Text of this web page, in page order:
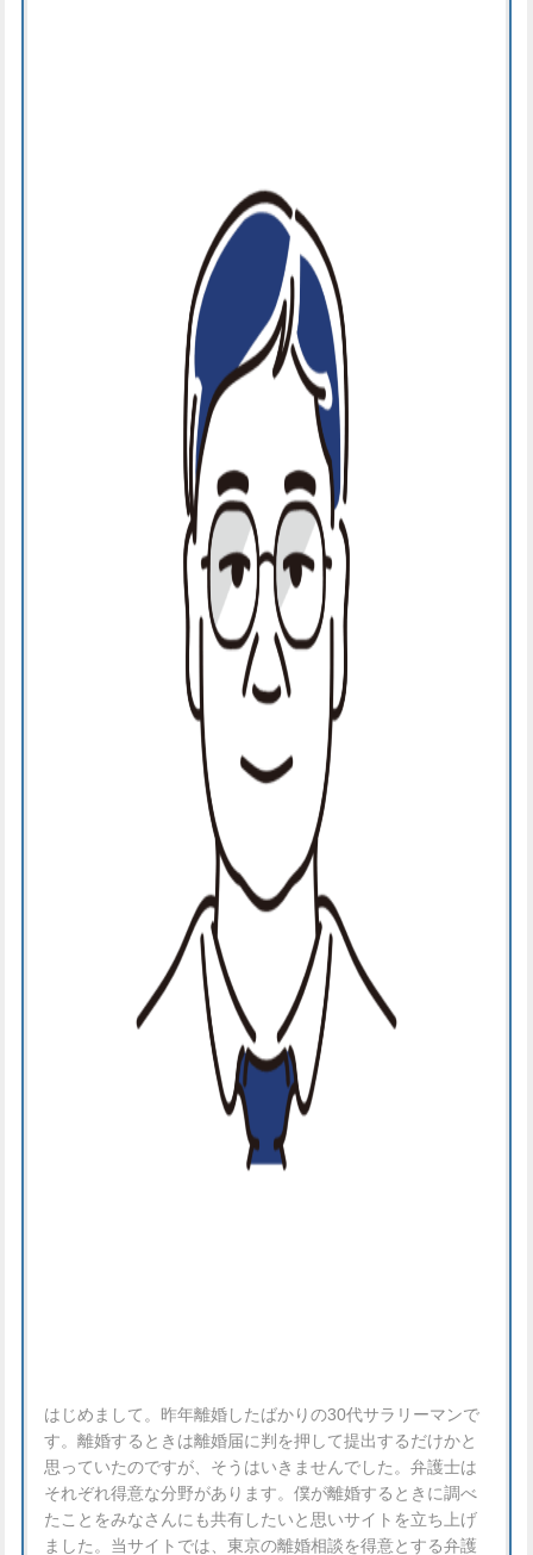
はじめまして。昨年離婚したばかりの30代サラリーマンで
す。離婚するときは離婚届に判を押して提出するだけかと
思っていたのですが、そうはいきませんでした。弁護士は
それぞれ得意な分野があります。僕が離婚するときに調べ
たことをみなさんにも共有したいと思いサイトを立ち上げ
ました。当サイトでは、東京の離婚相談を得意とする弁護